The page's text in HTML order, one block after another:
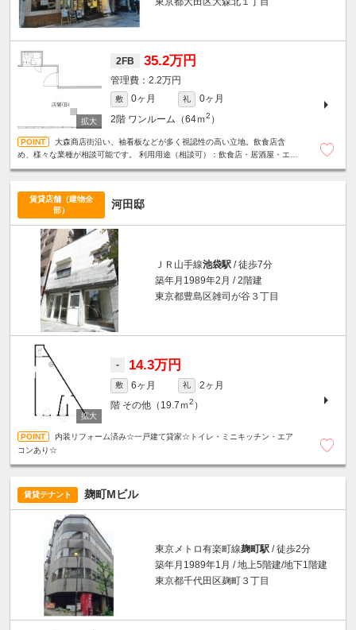
2FB 35.2万円
2.2万円
敷 0ヶ月 礼
0ヶ月
2階 ワンルーム（64ｍ2 ）
大森商店街沿い、袖看板などが多く視認性の高い立地。飲食店含
め、様々な業種が相談可能です。 利用用途（相談可）：飲食店・居酒屋・エス
賃貸店舗（建物全
部）
河田邸
ＪＲ山手線池袋駅 / 徒歩7分
築年月1989年2月 / 2階建
東京都豊島区雑司が谷３丁目
- 14.3万円
敷 6ヶ月 礼
2ヶ月
階 その他（19.7ｍ2 ）
内装リフォーム済み☆一戸建て貸家☆トイレ・ミニキッチン・エア
コンあり☆
賃貸テナント 麹町Mビル
東京メトロ有楽町線麹町駅 / 徒歩2分
築年月1989年1月 / 地上5階建/地下1階建
東京都千代田区麹町３丁目